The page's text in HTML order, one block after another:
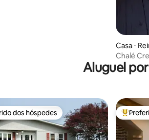
Casa ⋅
Chalé
Aluguel
melhores preferidos dos hóspedes
dos hóspedes Entre